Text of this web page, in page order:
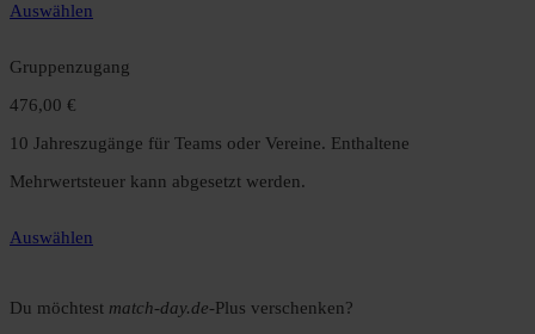
Auswählen
Gruppenzugang
476,00 €
10 Jahreszugänge für Teams oder Vereine. Enthaltene
Mehrwertsteuer kann abgesetzt werden.
Auswählen
Du möchtest match-day.de-Plus verschenken?